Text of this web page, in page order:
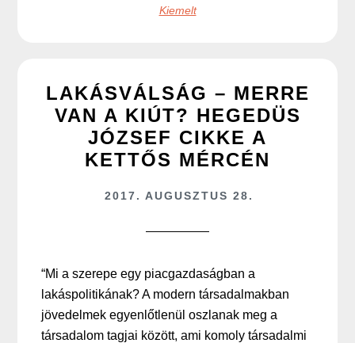
Kiemelt
LAKÁSVÁLSÁG – MERRE
VAN A KIÚT? HEGEDÜS
JÓZSEF CIKKE A
KETTŐS MÉRCÉN
2017. AUGUSZTUS 28.
“Mi a szerepe egy piacgazdaságban a
lakáspolitikának? A modern társadalmakban
jövedelmek egyenlőtlenül oszlanak meg a
társadalom tagjai között, ami komoly társadalmi